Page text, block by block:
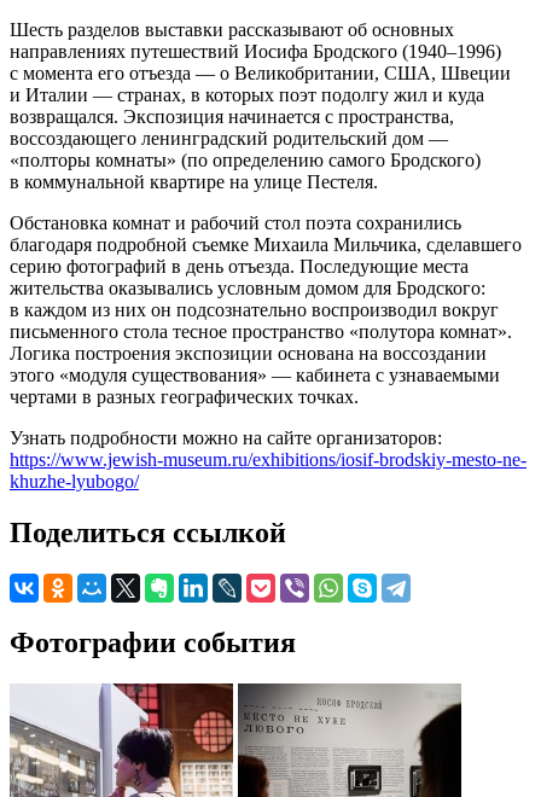
Шесть разделов выставки рассказывают об основных
направлениях путешествий Иосифа Бродского (1940–1996)
с момента его отъезда — о Великобритании, США, Швеции
и Италии — странах, в которых поэт подолгу жил и куда
возвращался. Экспозиция начинается с пространства,
воссоздающего ленинградский родительский дом —
«полторы комнаты» (по определению самого Бродского)
в коммунальной квартире на улице Пестеля.
Обстановка комнат и рабочий стол поэта сохранились
благодаря подробной съемке Михаила Мильчика, сделавшего
серию фотографий в день отъезда. Последующие места
жительства оказывались условным домом для Бродского:
в каждом из них он подсознательно воспроизводил вокруг
письменного стола тесное пространство «полутора комнат».
Логика построения экспозиции основана на воссоздании
этого «модуля существования» — кабинета с узнаваемыми
чертами в разных географических точках.
Узнать подробности можно на сайте организаторов:
https://www.jewish-museum.ru/exhibitions/iosif-brodskiy-mesto-ne-
khuzhe-lyubogo/
Поделиться ссылкой
Фотографии события